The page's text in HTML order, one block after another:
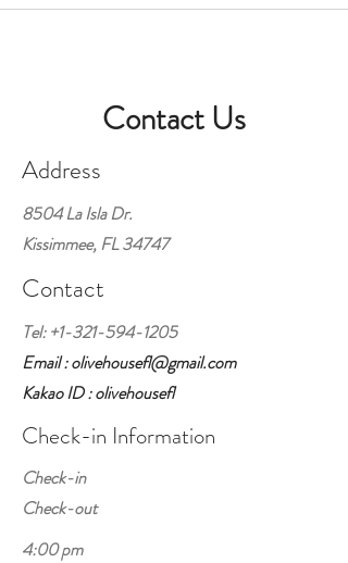
Contact Us
Address
8504 La Isla Dr.
Kissimmee, FL 34747
Contact
Tel:+1-321-594-1205
Email : olivehousefl@gmail.com
Kakao ID : olivehousefl
Check-in Information
Check-in
Check-out
4:00 pm